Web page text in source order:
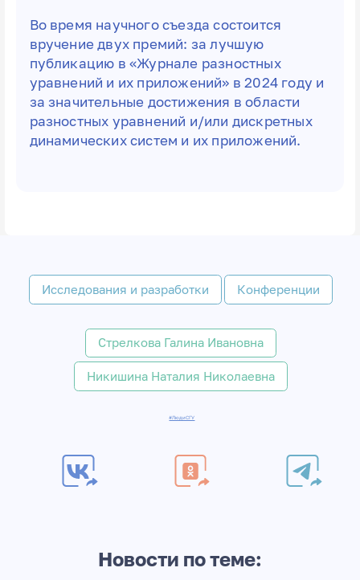
Во время научного съезда состоится
вручение двух премий: за лучшую
публикацию в «Журнале разностных
уравнений и их приложений» в 2024 году и
за значительные достижения в области
разностных уравнений и/или дискретных
динамических систем и их приложений.
Исследования и разработки Конференции
Стрелкова Галина Ивановна
Никишина Наталия Николаевна
#ЛюдиСГУ
Новости по теме: